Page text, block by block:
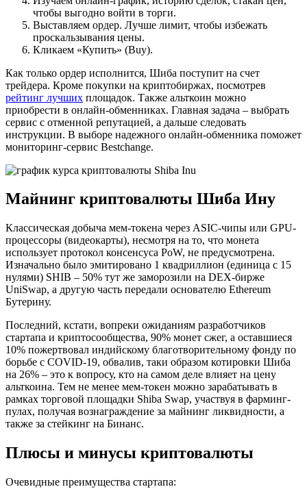
чтобы выгодно войти в торги.
Выставляем ордер. Лучше лимит, чтобы избежать
проскальзывания цены.
Кликаем «Купить» (Buy).
Как только ордер исполнится, Шиба поступит на счет
трейдера. Кроме покупки на криптобиржах, посмотрев
рейтинг лучших площадок. Также альткоин можно
приобрести в онлайн-обменниках. Главная задача – выбрать
сервис с отменной репутацией, а дальше следовать
инструкции. В выборе надежного онлайн-обменника поможет
мониторинг-сервис Bestchange.
Майнинг криптовалюты Шиба Ину
Классическая добыча мем-токена через ASIC-чипы или GPU-
процессоры (видеокарты), несмотря на то, что монета
использует протокол консенсуса PoW, не предусмотрена.
Изначально было эмитировано 1 квадриллион (единица с 15
нулями) SHIB – 50% тут же заморозили на DEX-бирже
UniSwap, а другую часть передали основателю Ethereum
Бутерину.
Последний, кстати, вопреки ожиданиям разработчиков
стартапа и криптосообщества, 90% монет сжег, а оставшиеся
10% пожертвовал индийскому благотворительному фонду по
борьбе с COVID-19, обвалив, таки образом котировки Шиба
на 26% – это к вопросу, кто на самом деле влияет на цену
альткоина. Тем не менее мем-токен можно зарабатывать в
рамках торговой площадки Shiba Swap, участвуя в фарминг-
пулах, получая вознаграждение за майнинг ликвидности, а
также за стейкинг на Бинанс.
Плюсы и минусы криптовалюты
Очевидные преимущества стартапа: